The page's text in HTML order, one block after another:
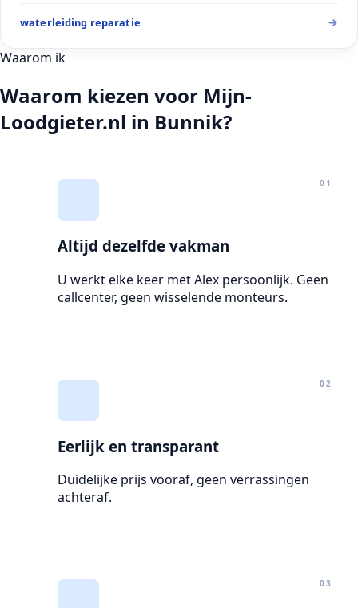
waterleiding reparatie
Waarom ik
Waarom kiezen voor Mijn-
Loodgieter.nl in Bunnik?
01
Altijd dezelfde vakman
U werkt elke keer met Alex persoonlijk. Geen
callcenter, geen wisselende monteurs.
02
Eerlijk en transparant
Duidelijke prijs vooraf, geen verrassingen
achteraf.
03